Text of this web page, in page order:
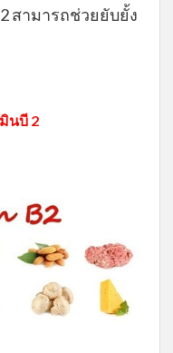
สามารถช่วยยับยั้ง
นบี 2